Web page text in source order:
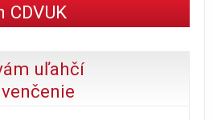
CDVUK
uľahčí